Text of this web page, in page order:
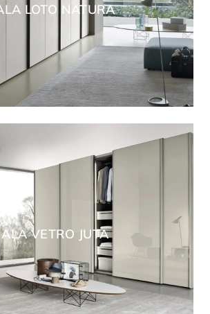
LOTO NATURA
ALA VETRO JUTA